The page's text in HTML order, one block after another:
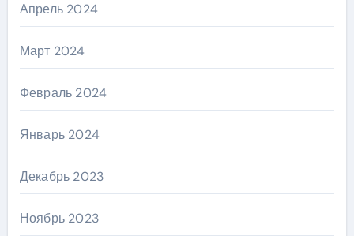
Апрель 2024
Март 2024
Февраль 2024
Январь 2024
Декабрь 2023
Ноябрь 2023